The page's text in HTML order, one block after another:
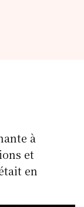
à
et
en